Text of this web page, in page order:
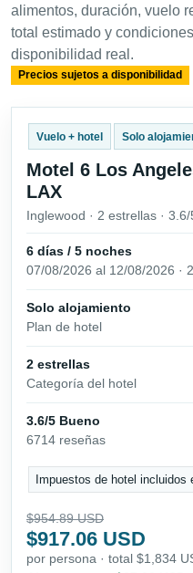
alimentos, duración, vuelo
total estimado y
disponibilidad real.
Precios sujetos a disponibilidad
Vuelo + hotel Solo
Motel 6 Los
LAX
Inglewood · 2 estrellas ·
6 días / 5 noches
07/08/2026 al 12/08/2026 ·
Solo alojamiento
Plan de hotel
2 estrellas
Categoría del hotel
3.6/5 Bueno
6714 reseñas
Impuestos de hotel incluidos
$954.89 USD
$917.06 USD
por persona · total $1,834